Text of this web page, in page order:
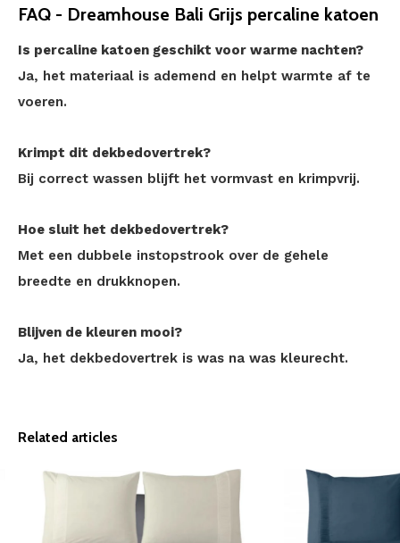
FAQ - Dreamhouse Bali Grijs percaline katoen
Is percaline katoen geschikt voor warme nachten?
Ja, het materiaal is ademend en helpt warmte af te
voeren.
Krimpt dit dekbedovertrek?
Bij correct wassen blijft het vormvast en krimpvrij.
Hoe sluit het dekbedovertrek?
Met een dubbele instopstrook over de gehele
breedte en drukknopen.
Blijven de kleuren mooi?
Ja, het dekbedovertrek is was na was kleurecht.
Related articles